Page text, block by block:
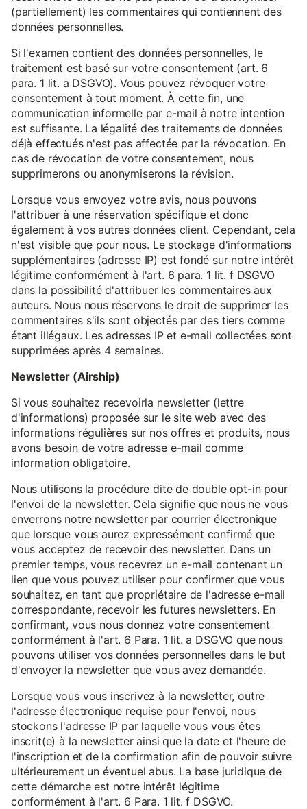
(partiellement) les commentaires qui contiennent des
données personnelles.
Si l'examen contient des données personnelles, le
traitement est basé sur votre consentement (art. 6
para. 1 lit. a DSGVO). Vous pouvez révoquer votre
consentement à tout moment. À cette fin, une
communication informelle par e-mail à notre intention
est suffisante. La légalité des traitements de données
déjà effectués n'est pas affectée par la révocation. En
cas de révocation de votre consentement, nous
supprimerons ou anonymiserons la révision.
Lorsque vous envoyez votre avis, nous pouvons
l'attribuer à une réservation spécifique et donc
également à vos autres données client. Cependant, cela
n'est visible que pour nous. Le stockage d'informations
supplémentaires (adresse IP) est fondé sur notre intérêt
légitime conformément à l'art. 6 para. 1 lit. f DSGVO
dans la possibilité d'attribuer les commentaires aux
auteurs. Nous nous réservons le droit de supprimer les
commentaires s'ils sont objectés par des tiers comme
étant illégaux. Les adresses IP et e-mail collectées sont
supprimées après 4 semaines.
Newsletter (Airship)
Si vous souhaitez recevoirla newsletter (lettre
d'informations) proposée sur le site web avec des
informations régulières sur nos offres et produits, nous
avons besoin de votre adresse e-mail comme
information obligatoire.
Nous utilisons la procédure dite de double opt-in pour
l'envoi de la newsletter. Cela signifie que nous ne vous
enverrons notre newsletter par courrier électronique
que lorsque vous aurez expressément confirmé que
vous acceptez de recevoir des newsletter. Dans un
premier temps, vous recevrez un e-mail contenant un
lien que vous pouvez utiliser pour confirmer que vous
souhaitez, en tant que propriétaire de l'adresse e-mail
correspondante, recevoir les futures newsletters. En
confirmant, vous nous donnez votre consentement
conformément à l'art. 6 Para. 1 lit. a DSGVO que nous
pouvons utiliser vos données personnelles dans le but
d'envoyer la newsletter que vous avez demandée.
Lorsque vous vous inscrivez à la newsletter, outre
l'adresse électronique requise pour l'envoi, nous
stockons l'adresse IP par laquelle vous vous êtes
inscrit(e) à la newsletter ainsi que la date et l'heure de
l'inscription et de la confirmation afin de pouvoir suivre
ultérieurement un éventuel abus. La base juridique de
cette démarche est notre intérêt légitime
conformément à l'art. 6 Para. 1 lit. f DSGVO.